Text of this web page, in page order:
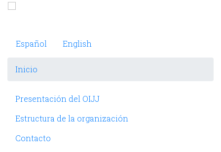
Español English
Inicio
Navegación principal
Presentación del OIJJ
Estructura de la organización
Contacto